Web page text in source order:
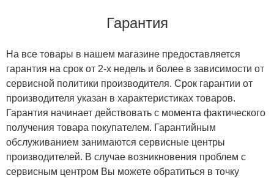
Гарантия
На все товары в нашем магазине предоставляется
гарантия на срок от 2-х недель и более в зависимости от
сервисной политики производителя. Срок гарантии от
производителя указан в характеристиках товаров.
Гарантия начинает действовать с момента фактического
получения товара покупателем. Гарантийным
обслуживанием занимаются сервисные центры
производителей. В случае возникновения проблем с
сервисным центром Вы можете обратиться в точку